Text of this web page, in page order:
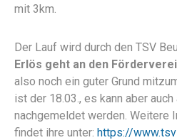
mit 3km.
Der Lauf wird durch den TSV
Erlös geht an den
also noch ein guter Grund
ist der 18.03., es kann aber
nachgemeldet werden. Weitere
findet ihre unter: https://